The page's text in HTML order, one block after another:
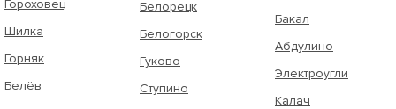
Гороховец
Шилка
Горняк
Белёв
Белорецк
Белогорск
Гуково
Ступино
Бакал
Абдулино
Электроугли
Калач